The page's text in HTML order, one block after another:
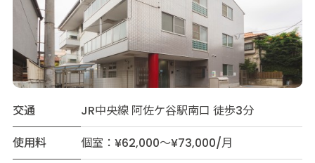
交通
JR中央線 阿佐ケ谷駅南口 徒歩3分
使用料
個室：¥62,000～¥73,000/月